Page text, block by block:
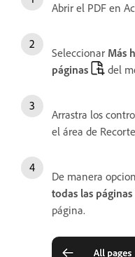
Abrir el PDF en
Seleccionar Más
páginas
del
Arrastra los
el área de
De manera
todas las páginas
página.